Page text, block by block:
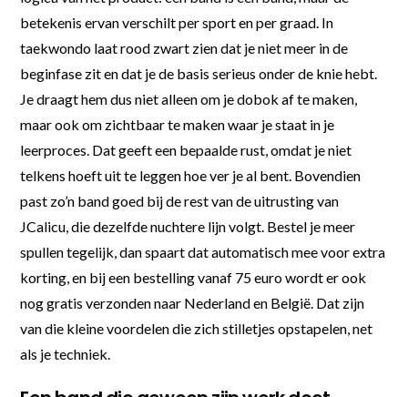
betekenis ervan verschilt per sport en per graad. In
taekwondo laat rood zwart zien dat je niet meer in de
beginfase zit en dat je de basis serieus onder de knie hebt.
Je draagt hem dus niet alleen om je dobok af te maken,
maar ook om zichtbaar te maken waar je staat in je
leerproces. Dat geeft een bepaalde rust, omdat je niet
telkens hoeft uit te leggen hoe ver je al bent. Bovendien
past zo’n band goed bij de rest van de uitrusting van
JCalicu, die dezelfde nuchtere lijn volgt. Bestel je meer
spullen tegelijk, dan spaart dat automatisch mee voor extra
korting, en bij een bestelling vanaf 75 euro wordt er ook
nog gratis verzonden naar Nederland en België. Dat zijn
van die kleine voordelen die zich stilletjes opstapelen, net
als je techniek.